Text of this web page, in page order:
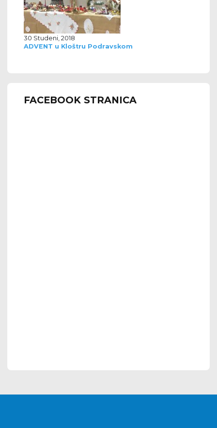
30 Studeni, 2018
ADVENT u Kloštru Podravskom
FACEBOOK STRANICA